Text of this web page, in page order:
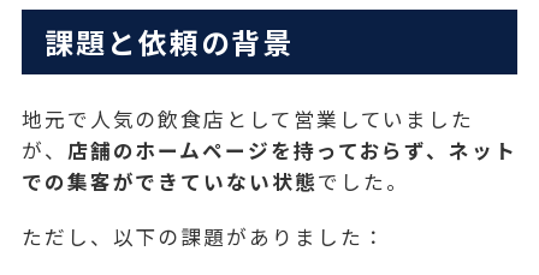
課題と依頼の背景
地元で人気の飲食店として営業していました
が、 店舗のホームページを持っておらず、ネット
での集客ができていない状態でした。
ただし、以下の課題がありました：